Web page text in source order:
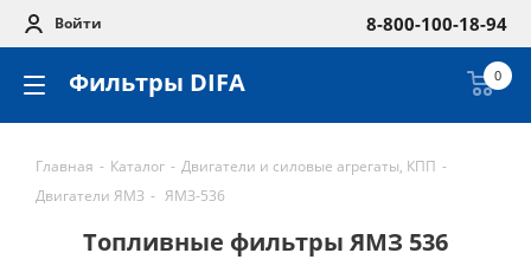
Войти 8-800-100-18-94
Фильтры DIFA 0
Главная - Каталог - Двигатели и силовые агрегаты, КПП -
Двигатели ЯМЗ - ЯМЗ-536
Топливные фильтры ЯМЗ 536